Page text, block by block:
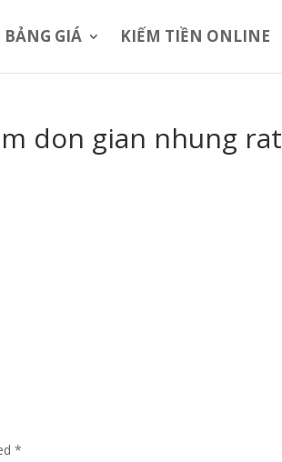
BẢNG GIÁ KIẾM TIỀN ONLINE
don gian nhung rat
*